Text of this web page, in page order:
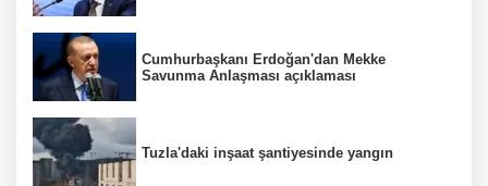
Cumhurbaşkanı Erdoğan'dan Mekke
Savunma Anlaşması açıklaması
Tuzla'daki inşaat şantiyesinde yangın